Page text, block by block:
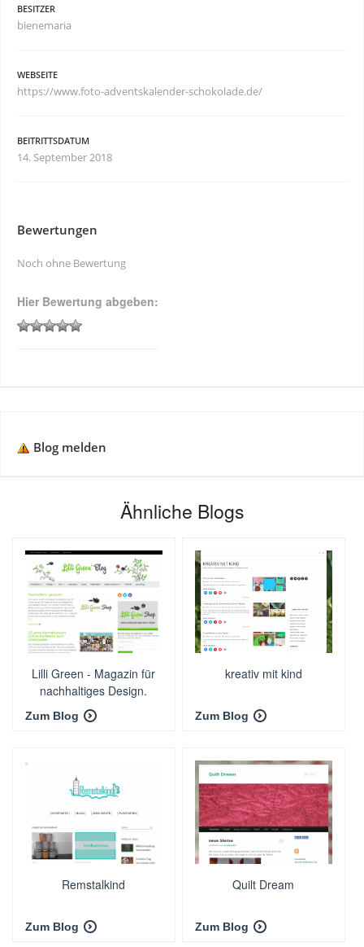
BESITZER
bienemaria
WEBSEITE
https://www.foto-adventskalender-schokolade.de/
BEITRITTSDATUM
14. September 2018
Bewertungen
Noch ohne Bewertung
Hier Bewertung abgeben:
Blog melden
Ähnliche Blogs
Lilli Green - Magazin für
nachhaltiges Design.
Zum Blog
kreativ mit kind
Zum Blog
Remstalkind
Zum Blog
Quilt Dream
Zum Blog